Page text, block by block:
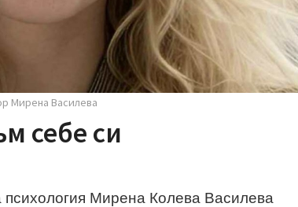
Мирена Василева
себе си
психология Мирена Колева Василева